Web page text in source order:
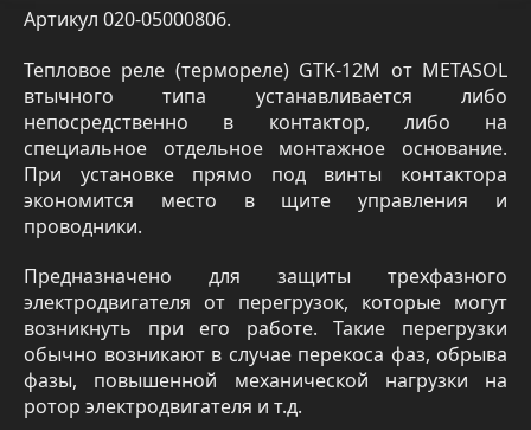
Артикул 020-05000806.
Тепловое реле (термореле) GTK-12M от METASOL
втычного типа устанавливается либо
непосредственно в контактор, либо на
специальное отдельное монтажное основание.
При установке прямо под винты контактора
экономится место в щите управления и
проводники.
Предназначено для защиты трехфазного
электродвигателя от перегрузок, которые могут
возникнуть при его работе. Такие перегрузки
обычно возникают в случае перекоса фаз, обрыва
фазы, повышенной механической нагрузки на
ротор электродвигателя и т.д.